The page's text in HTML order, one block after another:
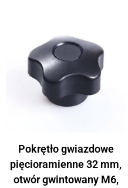
Pokrętło gwiazdowe
pięcioramienne 32 mm,
otwór gwintowany M6,